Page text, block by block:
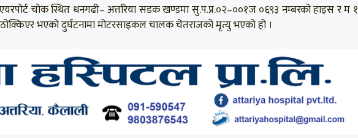
चोक स्थित धनगढी– अत्तरिया सडक खण्डमा सु.प.प्र.०२–००१ज ०६९३ नम्बरको हाइस र म १
भएको दुर्घटनामा मोटरसाइकल चालक चेतराजको मृत्यु भएको हो ।